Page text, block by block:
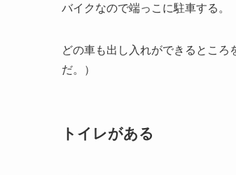
バイクなので端っこに駐車する。
どの車も出し入れができるとこ
だ。）
トイレがある